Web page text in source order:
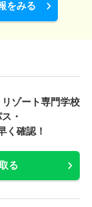
をみる
ゾート専門学校
・
く確認！
る